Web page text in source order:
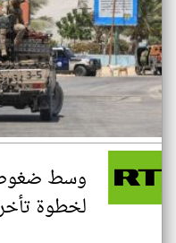
وسط ضغوط
لخطوة تأخرت 35